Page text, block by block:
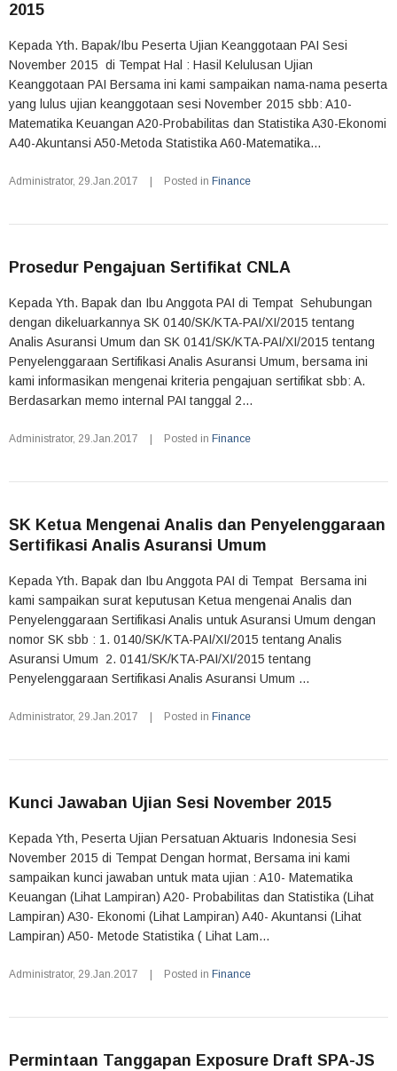
2015
Kepada Yth. Bapak/Ibu Peserta Ujian Keanggotaan PAI Sesi
November 2015 di Tempat Hal : Hasil Kelulusan Ujian
Keanggotaan PAI Bersama ini kami sampaikan nama-nama peserta
yang lulus ujian keanggotaan sesi November 2015 sbb: A10-
Matematika Keuangan A20-Probabilitas dan Statistika A30-Ekonomi
A40-Akuntansi A50-Metoda Statistika A60-Matematika...
Administrator, 29.Jan.2017 Posted in Finance
Prosedur Pengajuan Sertifikat CNLA
Kepada Yth. Bapak dan Ibu Anggota PAI di Tempat Sehubungan
dengan dikeluarkannya SK 0140/SK/KTA-PAI/XI/2015 tentang
Analis Asuransi Umum dan SK 0141/SK/KTA-PAI/XI/2015 tentang
Penyelenggaraan Sertifikasi Analis Asuransi Umum, bersama ini
kami informasikan mengenai kriteria pengajuan sertifikat sbb: A.
Berdasarkan memo internal PAI tanggal 2...
Administrator, 29.Jan.2017 Posted in Finance
SK Ketua Mengenai Analis dan Penyelenggaraan
Sertifikasi Analis Asuransi Umum
Kepada Yth. Bapak dan Ibu Anggota PAI di Tempat Bersama ini
kami sampaikan surat keputusan Ketua mengenai Analis dan
Penyelenggaraan Sertifikasi Analis untuk Asuransi Umum dengan
nomor SK sbb : 1. 0140/SK/KTA-PAI/XI/2015 tentang Analis
Asuransi Umum 2. 0141/SK/KTA-PAI/XI/2015 tentang
Penyelenggaraan Sertifikasi Analis Asuransi Umum ...
Administrator, 29.Jan.2017 Posted in Finance
Kunci Jawaban Ujian Sesi November 2015
Kepada Yth, Peserta Ujian Persatuan Aktuaris Indonesia Sesi
November 2015 di Tempat Dengan hormat, Bersama ini kami
sampaikan kunci jawaban untuk mata ujian : A10- Matematika
Keuangan (Lihat Lampiran) A20- Probabilitas dan Statistika (Lihat
Lampiran) A30- Ekonomi (Lihat Lampiran) A40- Akuntansi (Lihat
Lampiran) A50- Metode Statistika ( Lihat Lam...
Administrator, 29.Jan.2017 Posted in Finance
Permintaan Tanggapan Exposure Draft SPA-JS